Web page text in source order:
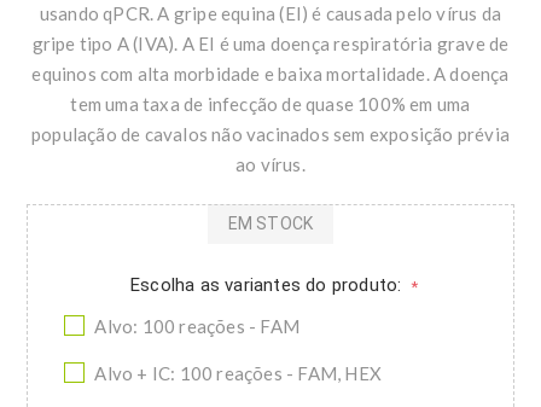
usando qPCR. A gripe equina (EI) é causada pelo vírus da
gripe tipo A (IVA). A EI é uma doença respiratória grave de
equinos com alta morbidade e baixa mortalidade. A doença
tem uma taxa de infecção de quase 100% em uma
população de cavalos não vacinados sem exposição prévia
ao vírus.
Escolha as variantes do produto: *
Alvo: 100 reações - FAM
Alvo + IC: 100 reações - FAM, HEX
EM STOCK